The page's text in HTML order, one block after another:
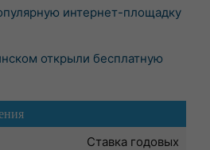
интернет-площадку
открыли бесплатную
Ставка годовых